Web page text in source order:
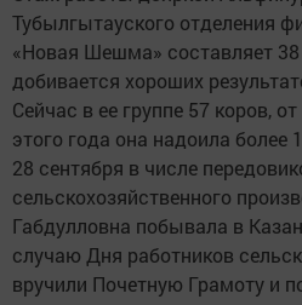
Тубылгытауского отделения
«Новая Шешма» составляет 38
добивается хороших
Сейчас в ее группе 57 коров,
этого года она надоила более
28 сентября в числе
сельскохозяйственного
Габдулловна побывала в
случаю Дня работников
вручили Почетную Грамоту и